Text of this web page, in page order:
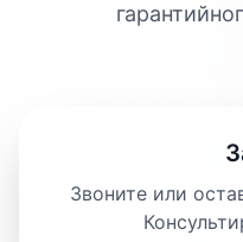
Звоните или